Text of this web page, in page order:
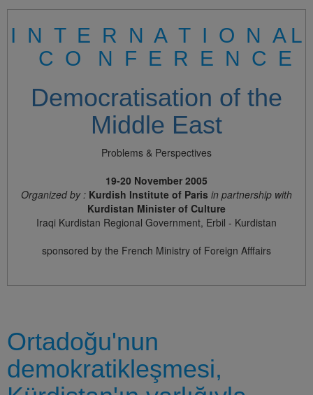
I N T E R N A T I O N A L
C O N F E R E N C E
Democratisation of the
Middle East
Problems & Perspectives
19-20 November 2005
Organized by : Kurdish Institute of Paris in partnership with
Kurdistan Minister of Culture
Iraqi Kurdistan Regional Government, Erbil - Kurdistan
sponsored by the French Ministry of Foreign Afffairs
Ortadoğu'nun
demokratikleşmesi,